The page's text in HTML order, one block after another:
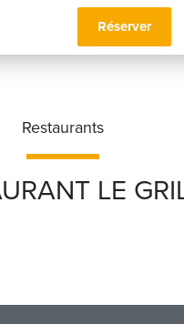
Réserver
Restaurants
LE